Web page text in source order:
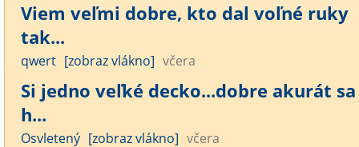
Viem veľmi dobre, kto dal voľné ruky
tak...
qwert [zobraz vlákno] včera
Si jedno veľké decko...dobre akurát sa
h...
Osvletený [zobraz vlákno] včera